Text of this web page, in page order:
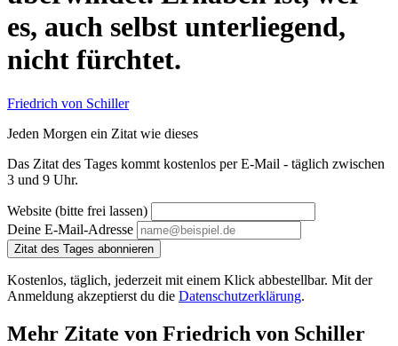
es, auch selbst unterliegend,
nicht fürchtet.
Friedrich von Schiller
Jeden Morgen ein Zitat wie dieses
Das Zitat des Tages kommt kostenlos per E-Mail - täglich zwischen
3 und 9 Uhr.
Website (bitte frei lassen)
Deine E-Mail-Adresse
Zitat des Tages abonnieren
Kostenlos, täglich, jederzeit mit einem Klick abbestellbar. Mit der
Anmeldung akzeptierst du die Datenschutzerklärung.
Mehr Zitate von Friedrich von Schiller